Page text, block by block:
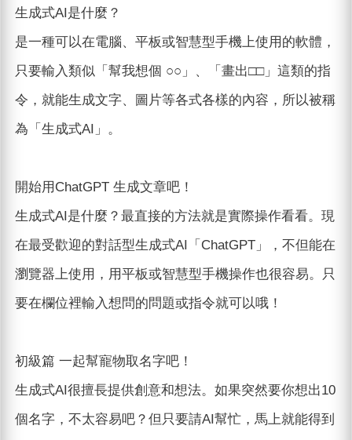
生成式AI是什麼？
是一種可以在電腦、平板或智慧型手機上使用的軟體，
只要輸入類似「幫我想個 ○○」、「畫出□□」這類的指
令，就能生成文字、圖片等各式各樣的內容，所以被稱
為「生成式AI」。
開始用ChatGPT 生成文章吧！
生成式AI是什麼？最直接的方法就是實際操作看看。現
在最受歡迎的對話型生成式AI「ChatGPT」，不但能在
瀏覽器上使用，用平板或智慧型手機操作也很容易。只
要在欄位裡輸入想問的問題或指令就可以哦！
初級篇 一起幫寵物取名字吧！
生成式AI很擅長提供創意和想法。如果突然要你想出10
個名字，不太容易吧？但只要請AI幫忙，馬上就能得到